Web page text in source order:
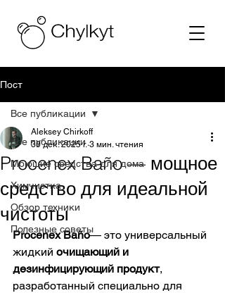
Пост
Все публикации
Моющие средства для дома
Химчистка
Обзор техники
Полезные советы
Все публикации
Procenex Baño — мощное
средство для идеальной
чистоты
Aleksey Chirkoff
30 дек. 2025 г. 3 мин. чтения
Procenex Baño— это универсальный
жидкий очищающий и
дезинфицирующий продукт,
разработанный специально для